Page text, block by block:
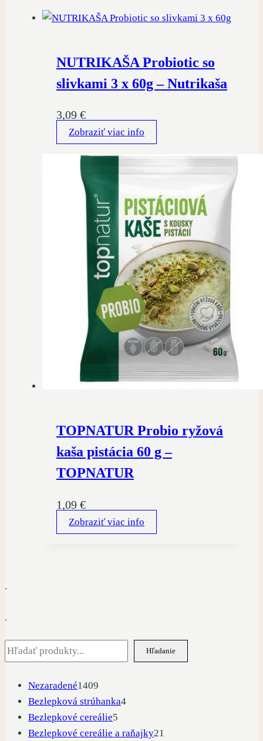
NUTRIKAŠA Probiotic so
slivkami 3 x 60g – Nutrikaša
3,09 €
Zobraziť viac info
TOPNATUR Probio ryžová
kaša pistácia 60 g –
TOPNATUR
1,09 €
Zobraziť viac info
.
.
Hľadať Hľadanie
Nezaradené1409
produktov
Bezlepková strúhanka44
Bezlepkové cereálie5
produktov
Bezlepkové cereálie a raňajky21